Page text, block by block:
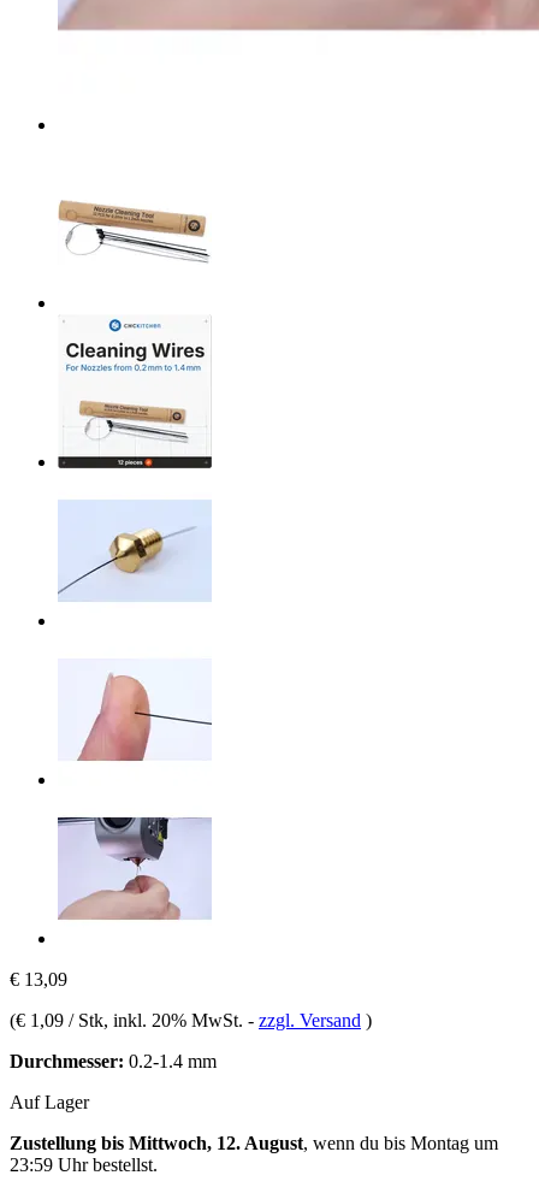
€ 13,09
(€ 1,09 / Stk, inkl. 20% MwSt. - zzgl. Versand )
Durchmesser: 0.2-1.4 mm
Auf Lager
Zustellung bis Mittwoch, 12. August, wenn du bis Montag um
23:59 Uhrbestellst.